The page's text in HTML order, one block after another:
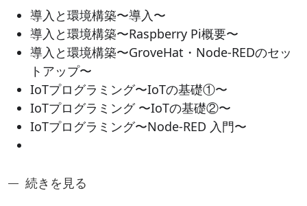
導入と環境構築〜導入〜
導入と環境構築〜Raspberry Pi概要〜
導入と環境構築〜GroveHat・Node-REDのセッ
トアップ〜
IoTプログラミング〜IoTの基礎①〜
IoTプログラミング 〜IoTの基礎②〜
IoTプログラミング〜Node-RED 入門〜
奈良先端アントレシリーズ3：システムプロトタ
続きを見る